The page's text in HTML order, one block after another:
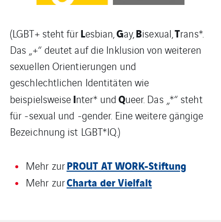
(LGBT+ steht fürLesbian, Gay, Bisexual, Trans*.
Das „+“ deutet auf die Inklusion von weiteren
sexuellen Orientierungen und
geschlechtlichen Identitäten wie
beispielsweiseInter* undQueer. Das „*“ steht
für -sexual und -gender. Eine weitere gängige
Bezeichnung ist LGBT*IQ.)
Mehr zurPROUT AT WORK-Stiftung
Mehr zurCharta der Vielfalt